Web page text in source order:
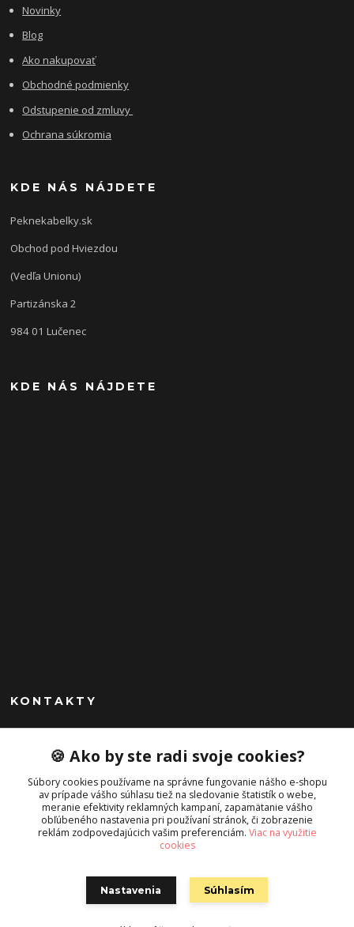
Novinky
Blog
Ako nakupovať
Obchodné podmienky
Odstupenie od zmluvy
Ochrana súkromia
KDE NÁS NÁJDETE
Peknekabelky.sk
Obchod pod Hviezdou
(Vedľa Unionu)
Partizánska 2
984 01 Lučenec
KDE NÁS NÁJDETE
KONTAKTY
Peknekabelky.sk
+421 949747302
Po-Pia 10-16
info@peknekabelky.sk
🍪 Ako by ste radi svoje cookies?
Súbory cookies používame na správne fungovanie nášho e-shopu
av prípade vášho súhlasu tiež na sledovanie štatistík o webe,
meranie efektivity reklamných kampaní, zapamätanie vášho
obľúbeného nastavenia pri používaní stránok, či zobrazenie
reklám zodpovedajúcich vašim preferenciám. Viac na využitie
cookies
Nastavenia Súhlasím